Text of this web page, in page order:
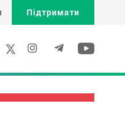
Підтримати